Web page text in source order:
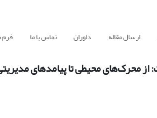
ارسال مقاله داوران تماس با ما
محرک‌های محیطی تا پیامدهای